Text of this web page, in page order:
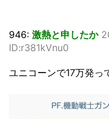
946: 激熱と申したか
ID:r381kVnu0
ユニコーンで17万発っ